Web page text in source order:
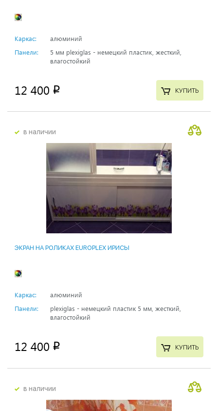
Каркас:
алюминий
Панели:
5 мм plexiglas - немецкий пластик, жесткий,
влагостойкий
12 400 p КУПИТЬ
в наличии
ЭКРАН НА РОЛИКАХ EUROPLEX ИРИСЫ
Каркас:
алюминий
Панели:
plexiglas - немецкий пластик 5 мм, жесткий,
влагостойкий
12 400 p КУПИТЬ
в наличии